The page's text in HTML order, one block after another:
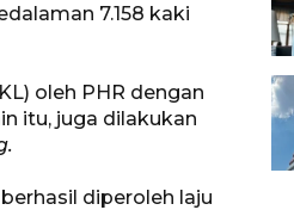
7.158 kaki
oleh PHR dengan
itu, juga dilakukan
berhasil diperoleh laju